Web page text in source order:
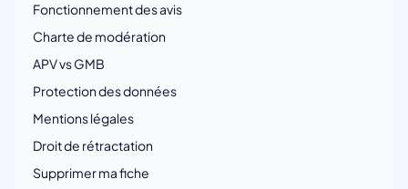
Fonctionnement des avis
Charte de modération
APV vs GMB
Protection des données
Mentions légales
Droit de rétractation
Supprimer ma fiche